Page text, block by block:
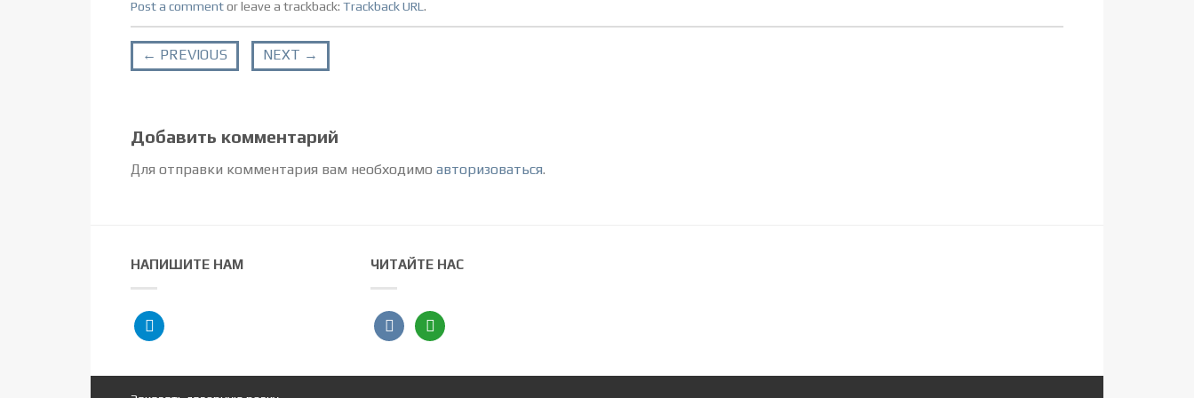
Post a commentor leave a trackback: Trackback URL .
← PREVIOUS NEXT →
Добавить комментарий
Для отправки комментария вам необходимо авторизоваться.
НАПИШИТЕ НАМ
telegram
ЧИТАЙТЕ НАС
vkontakteangieslist